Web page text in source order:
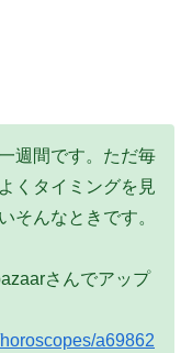
週間です。ただ毎
くタイミングを見
そんなときです。
さんでアップ
a69862